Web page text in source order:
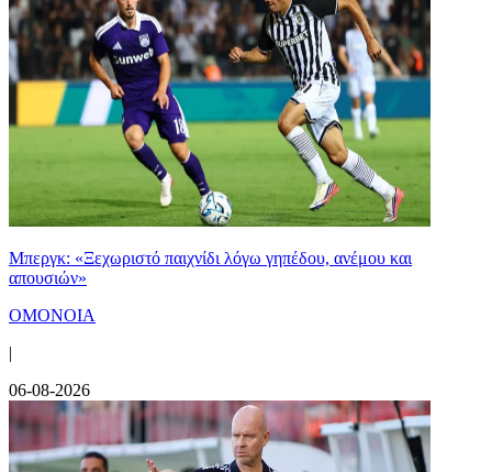
Μπεργκ: «Ξεχωριστό παιχνίδι λόγω γηπέδου, ανέμου και
απουσιών»
ΟΜΟΝΟΙΑ
|
06-08-2026